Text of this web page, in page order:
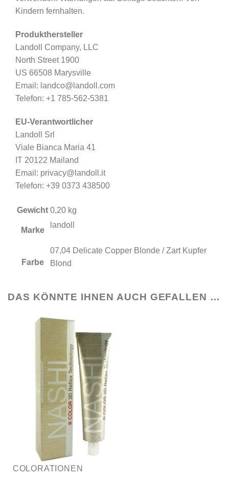
Kindern fernhalten.
Produkthersteller
Landoll Company, LLC
North Street 1900
US 66508 Marysville
Email: landco@landoll.com
Telefon: +1 785-562-5381
EU-Verantwortlicher
Landoll Srl
Viale Bianca Maria 41
IT 20122 Mailand
Email: privacy@landoll.it
Telefon: +39 0373 438500
Gewicht 0,20 kg
Marke
landoll
Farbe
07,04 Delicate Copper Blonde / Zart Kupfer
Blond
DAS KÖNNTE IHNEN AUCH GEFALLEN …
COLORATIONEN